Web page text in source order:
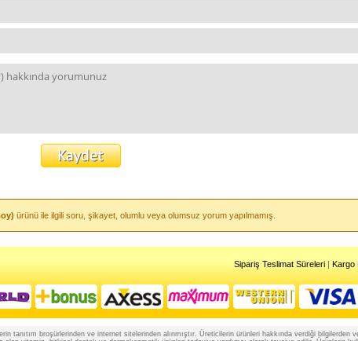
ürünü ile ilgili soru, şikayet, olumlu veya olumsuz yorum yapılmamış.
Sipariş Teslimat Süreleri | Kargo
tanıtım broşürlerinden ve internet sitelerinden alınmıştır. Üreticilerin ürünleri hakkında verdiği bilgilerden